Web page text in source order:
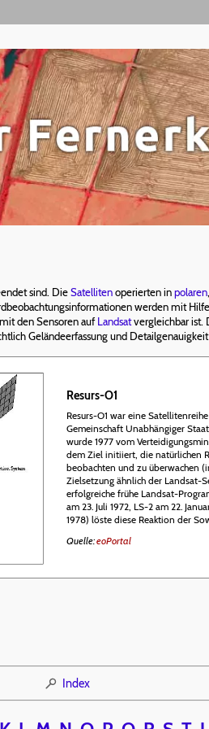
sind. DieSatellitenoperierten inpolaren,
werden mit
den Sensoren aufLandsatvergleichbar ist.
Geländeerfassung und
Resurs-O1
Resurs-O1 war eine
Gemeinschaft Unabhängiger
wurde 1977 vom
dem Ziel initiiert, die natürlichen
beobachten und zu überwachen
Zielsetzung ähnlich der Landsat-
erfolgreiche frühe Landsat-
am 23. Juli 1972, LS-2 am 22.
1978) löste diese Reaktion der
Quelle:eoPortal
Index